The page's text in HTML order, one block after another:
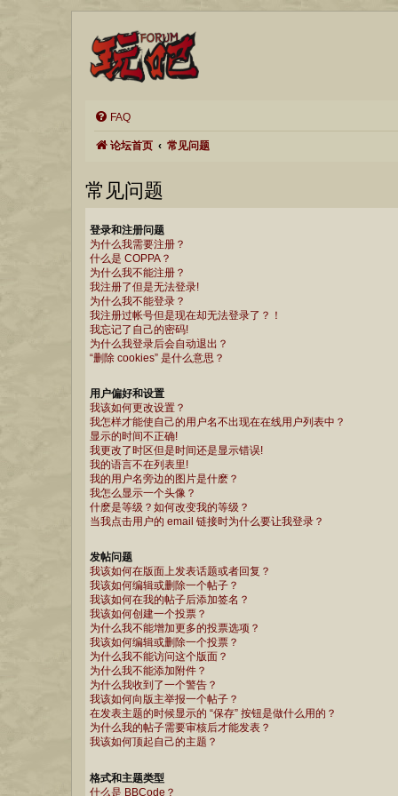
FAQ
论坛首页 常见问题
常见问题
登录和注册问题
为什么我需要注册？
什么是 COPPA？
为什么我不能注册？
我注册了但是无法登录!
为什么我不能登录？
我注册过帐号但是现在却无法登录了？！
我忘记了自己的密码!
为什么我登录后会自动退出？
“删除 cookies” 是什么意思？
用户偏好和设置
我该如何更改设置？
我怎样才能使自己的用户名不出现在在线用户列表中？
显示的时间不正确!
我更改了时区但是时间还是显示错误!
我的语言不在列表里!
我的用户名旁边的图片是什麽？
我怎么显示一个头像？
什麽是等级？如何改变我的等级？
当我点击用户的 email 链接时为什么要让我登录？
发帖问题
我该如何在版面上发表话题或者回复？
我该如何编辑或删除一个帖子？
我该如何在我的帖子后添加签名？
我该如何创建一个投票？
为什么我不能增加更多的投票选项？
我该如何编辑或删除一个投票？
为什么我不能访问这个版面？
为什么我不能添加附件？
为什么我收到了一个警告？
我该如何向版主举报一个帖子？
在发表主题的时候显示的 “保存” 按钮是做什么用的？
为什么我的帖子需要审核后才能发表？
我该如何顶起自己的主题？
格式和主题类型
什么是 BBCode？